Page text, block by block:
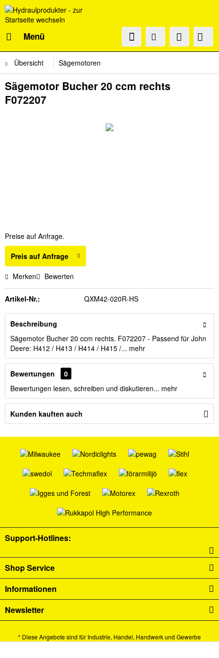
Menü
Übersicht Sägemotoren
Sägemotor Bucher 20 ccm rechts
F072207
Preise auf Anfrage.
Preis auf Anfrage
Merken Bewerten
Artikel-Nr.: QXM42-020R-HS
Beschreibung
Sägemotor Bucher 20 ccm rechts. F072207 - Passend für John
Deere: H412 / H413 / H414 / H415 /... mehr
Bewertungen
0
Bewertungen lesen, schreiben und diskutieren... mehr
Kunden kauften auch
Support-Hotlines:
Shop Service
Informationen
Newsletter
* Diese Angebote sind für Industrie, Handel, Handwerk und Gewerbe